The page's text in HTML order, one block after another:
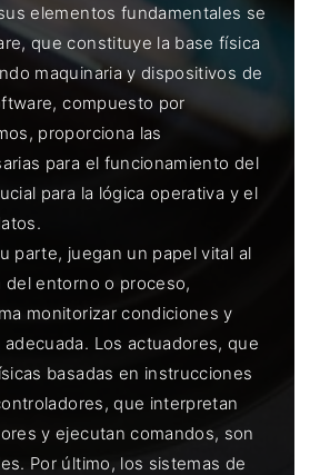
elementos fundamentales se
que constituye la base física
maquinaria y dispositivos de
compuesto por
proporciona las
para el funcionamiento del
para la lógica operativa y el
parte, juegan un papel vital al
del entorno o proceso,
monitorizar condiciones y
Los actuadores, que
basadas en instrucciones
que interpretan
y ejecutan comandos, son
Por último, los sistemas de